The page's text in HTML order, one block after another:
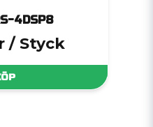
4DSP8
/ Styck